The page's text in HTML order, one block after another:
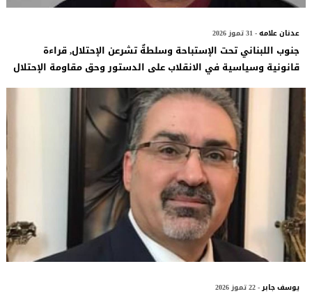
عدنان علامه- 31 تموز 2026
جنوب اللبناني تحت الإستباحة وسلطةٌ تشرعن الإحتلال, قراءة
قانونية وسياسية في الانقلاب على الدستور وحق مقاومة الإحتلال
يوسف جابر- 22 تموز 2026